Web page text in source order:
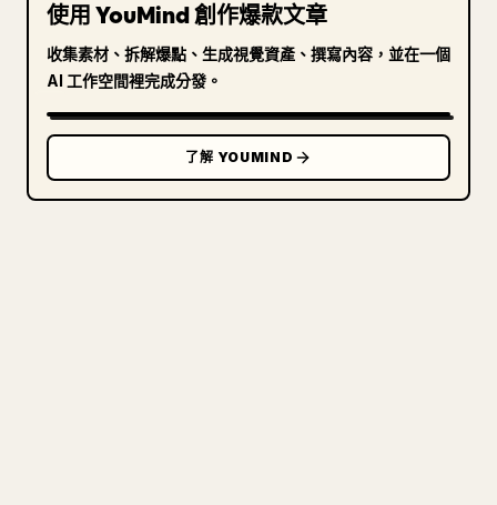
使用 YouMind 創作爆款文章
收集素材、拆解爆點、生成視覺資產、撰寫內容，並在一個
AI 工作空間裡完成分發。
了解 YOUMIND